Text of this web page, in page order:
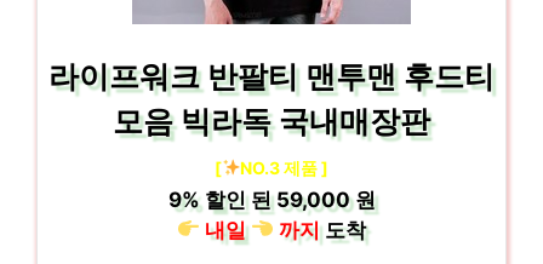
라이프워크 반팔티 맨투맨 후드티
모음 빅라독 국내매장판
[ NO.3 제품 ]
9%할인 된59,000 원
내일
까지도착